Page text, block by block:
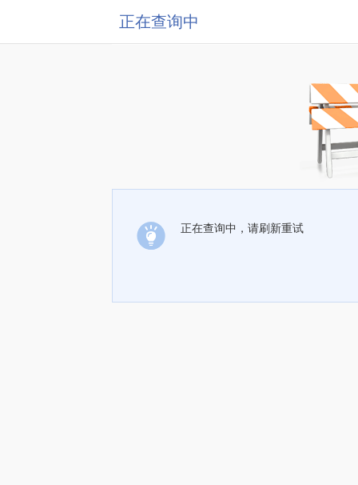
正在查询中
正在查询中，请刷新重试